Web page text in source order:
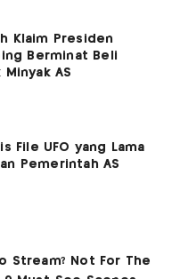
Klaim Presiden
Berminat Beli
Minyak AS
File UFO yang Lama
Pemerintah AS